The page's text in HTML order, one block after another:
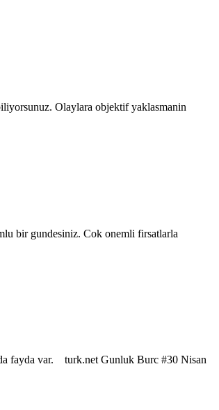
Olaylara objektif yaklasmanin
bir gundesiniz. Cok onemli firsatlarla
fayda var. turk.net Gunluk Burc #30 Nisan